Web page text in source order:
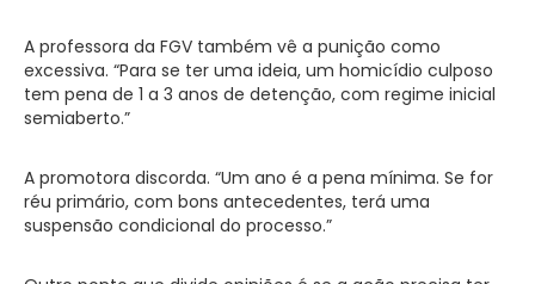
A professora da FGV também vê a punição como
excessiva. “Para se ter uma ideia, um homicídio culposo
tem pena de 1 a 3 anos de detenção, com regime inicial
semiaberto.”
A promotora discorda. “Um ano é a pena mínima. Se for
réu primário, com bons antecedentes, terá uma
suspensão condicional do processo.”